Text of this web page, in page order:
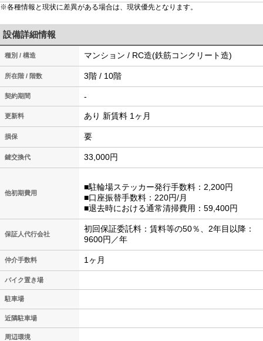
※各種情報と現状に差異がある場合は、現状優先となります。
設備詳細情報
種別 / 構造 マンション / RC造(鉄筋コンクリート造)
所在階 / 階数 3階 / 10階
契約期間 -
更新料 あり 新賃料 1ヶ月
損保 要
鍵交換代 33,000円
他初期費用
■駐輪場ステッカー発行手数料：2,200円
■口座振替手数料：220円/月
■退去時における通常清掃費用：59,400円
保証人代行会社
初回保証委託料：賃料等の50％、2年目以降：
9600円／年
仲介手数料 1ヶ月
バイク置き場
駐車場
近隣駐車場
周辺環境